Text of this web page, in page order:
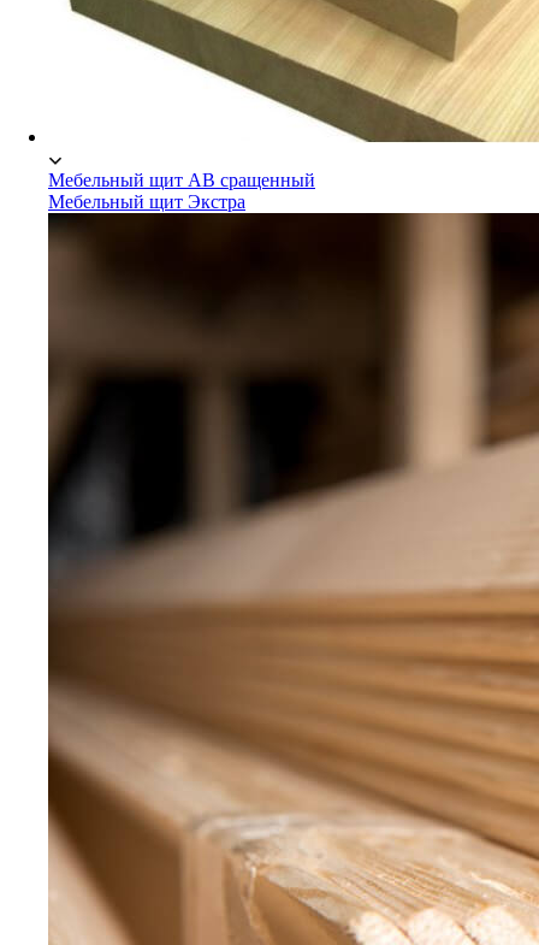
Мебельный щит АВ сращенный
Мебельный щит Экстра
Каталог товаров
Мебельный щит Сосна/Ель
Мебельный щит АВ сращенный